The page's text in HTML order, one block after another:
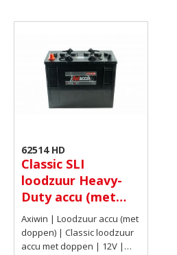
62514 HD
Classic SLI
loodzuur Heavy-
Duty accu (met
insert doppen) 12V
125Ah(C20) 720
AMP
Axiwin | Loodzuur accu (met
doppen) | Classic loodzuur
accu met doppen | 12V |